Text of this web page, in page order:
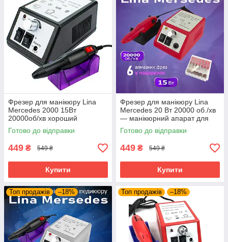
Фрезер для манікюру Lina
Mercedes 2000 15Вт
20000об/хв хороший
потужний професійний
манікюрний фрезер Ліна
Готово до відправки
449 ₴ 549 ₴
Купити
Фрезер для манікюру Lina
Mercedes 20 Вт 20000 об./хв
— манікюрний апарат для
нігтів, машинка для гель-лаку
Лина
Готово до відправки
449 ₴ 549 ₴
Купити
Топ продажів –18% Топ продажів –18%